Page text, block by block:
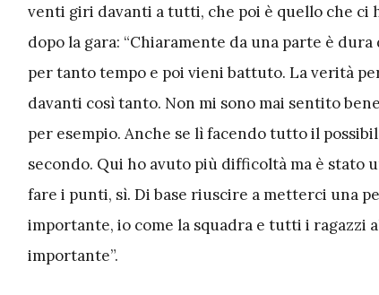
venti giri davanti a tutti, che poi è quello che ci
dopo la gara: “Chiaramente da una parte è
per tanto tempo e poi vieni battuto. La verità
davanti così tanto. Non mi sono mai sentito
per esempio. Anche se lì facendo tutto il
secondo. Qui ho avuto più difficoltà ma è stato
fare i punti, sì. Di base riuscire a metterci una
importante, io come la squadra e tutti i ragazzi
importante”.